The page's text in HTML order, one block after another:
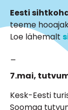
Eesti
teeme
Loe lähemalt
7.mai,
Kesk-Eesti
Soomaa